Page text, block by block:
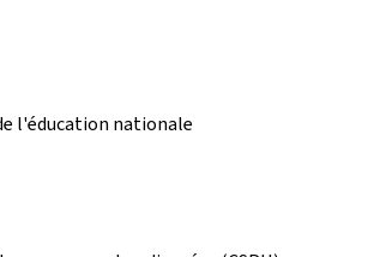
l'éducation nationale